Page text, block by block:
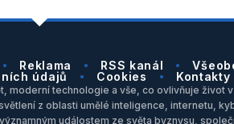
Reklama RSS kanál
údajů
Cookies Kontakty
moderní technologie a vše, co ovlivňuje život
z oblasti umělé inteligence, internetu,
událostem ze světa byznysu,